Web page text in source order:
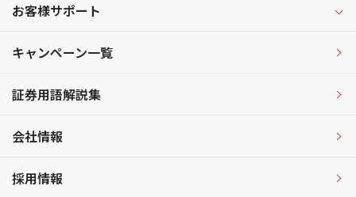
お客様サポート
キャンペーン一覧
証券用語解説集
会社情報
採用情報